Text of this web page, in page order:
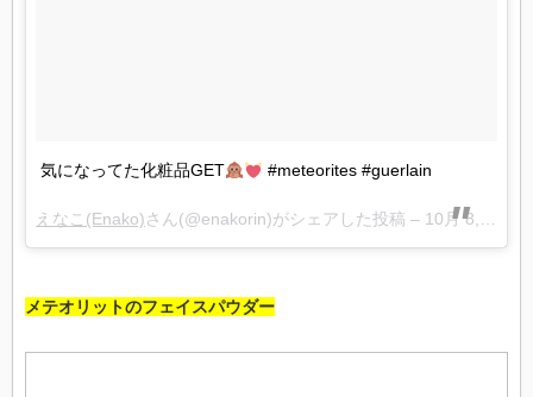
気になってた化粧品GET #meteorites #guerlain
えなこ(Enako)さん(@enakorin)がシェアした投稿 – 10月 8, 2017 at 5:45午前 PDT
メテオリットのフェイスパウダー